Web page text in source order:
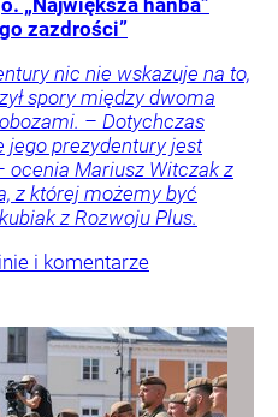
„Największa hańba”
zazdrości”
nic nie wskazuje na to,
spory między dwoma
– Dotychczas
jego prezydentury jest
ocenia Mariusz Witczak z
z której możemy być
z Rozwoju Plus.
i komentarze